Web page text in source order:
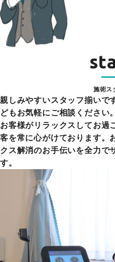
施術ス
親しみやすいスタッフ揃いで
どもお気軽にご相談ください。
お客様がリラックスしてお過
客を常に心がけております。
クス解消のお手伝いを全力で
す。